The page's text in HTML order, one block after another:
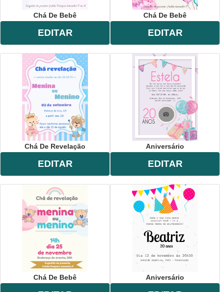
Chá De Bebê
EDITAR
Chá De Bebê
EDITAR
Chá De Revelação
EDITAR
Aniversário
EDITAR
Chá De Bebê Aniversário